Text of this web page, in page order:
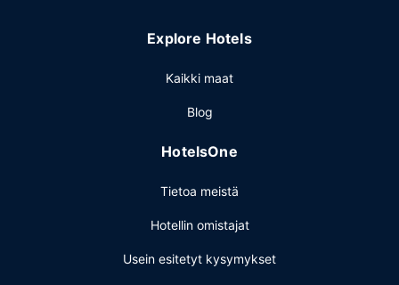
Palveluihin kuuluu ilmainen pysäköinti.
Explore Hotels
Kaikki maat
Blog
HotelsOne
Tietoa meistä
Hotellin omistajat
Usein esitetyt kysymykset